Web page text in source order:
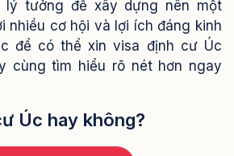
lý tưởng để xây dựng nên một
nhiều cơ hội và lợi ích đáng kinh
để có thể xin visa định cư Úc
cùng tìm hiểu rõ nét hơn ngay
Úc hay không?